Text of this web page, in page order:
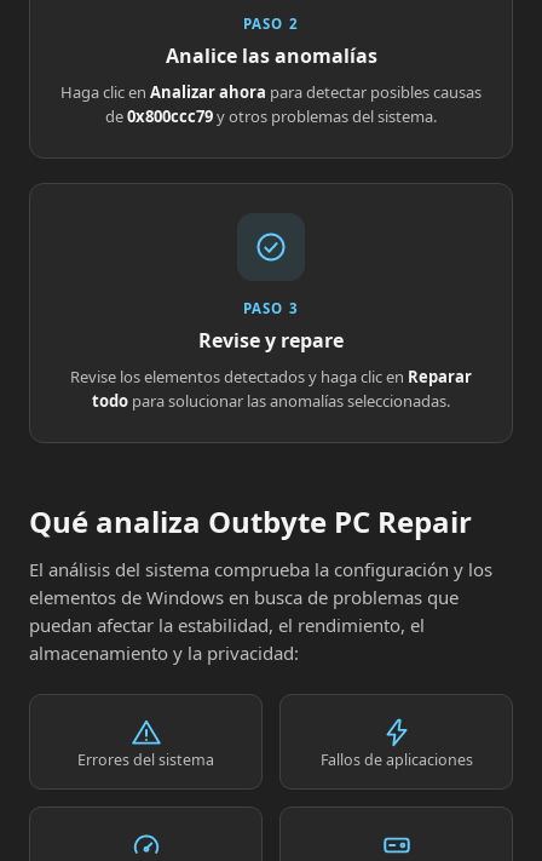
PASO 2
Analice las anomalías
Haga clic en Analizar ahora para detectar posibles causas
de0x800ccc79y otros problemas del sistema.
PASO 3
Revise y repare
Revise los elementos detectados y haga clic en Reparar
todo para solucionar las anomalías seleccionadas.
Qué analiza Outbyte PC Repair
El análisis del sistema comprueba la configuración y los
elementos de Windows en busca de problemas que
puedan afectar la estabilidad, el rendimiento, el
almacenamiento y la privacidad:
Errores del sistema Fallos de aplicaciones